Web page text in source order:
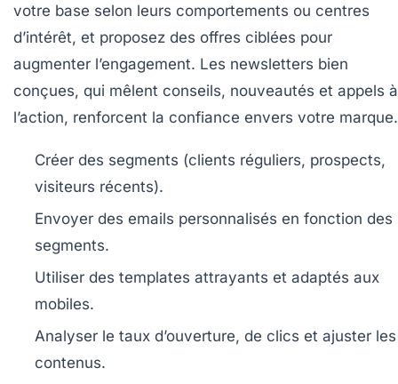
votre base selon leurs comportements ou centres
d’intérêt, et proposez des offres ciblées pour
augmenter l’engagement. Les newsletters bien
conçues, qui mêlent conseils, nouveautés et appels à
l’action, renforcent la confiance envers votre marque.
Créer des segments (clients réguliers, prospects,
visiteurs récents).
Envoyer des emails personnalisés en fonction des
segments.
Utiliser des templates attrayants et adaptés aux
mobiles.
Analyser le taux d’ouverture, de clics et ajuster les
contenus.